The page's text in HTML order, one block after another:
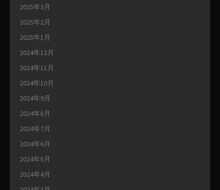
2025年3月
2025年2月
2025年1月
2024年12月
2024年11月
2024年10月
2024年9月
2024年8月
2024年7月
2024年6月
2024年5月
2024年4月